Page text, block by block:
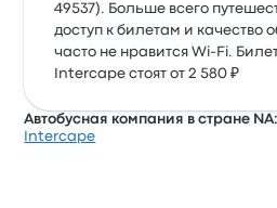
49537). Больше всего
доступ к билетам и качество
часто не нравится Wi-Fi.
Intercape стоят от 2 580 ₽
Автобусная компания в стране NA:
Intercape